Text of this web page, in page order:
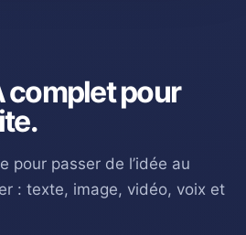
complet pour
pour passer de l’idée au
: texte, image, vidéo, voix et